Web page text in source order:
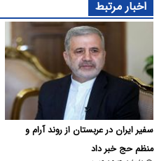
اخبار مرتبط
سفیر ایران در عربستان از روند آرام و
منظم حج خبر داد